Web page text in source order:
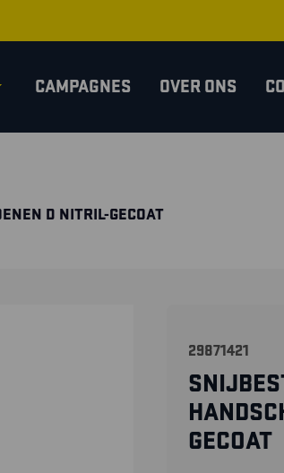
CAMPAGNES OVER ONS
D NITRIL-GECOAT
29871421
GECOAT